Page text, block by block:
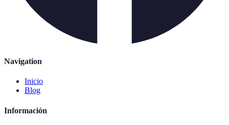
Navigation
Inicio
Blog
Información